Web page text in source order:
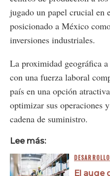
jugado un papel crucial en
posicionado a México
inversiones industriales.
La proximidad geográfica
con una fuerza laboral
país en una opción
optimizar sus operaciones
cadena de suministro.
Lee más:
El auge